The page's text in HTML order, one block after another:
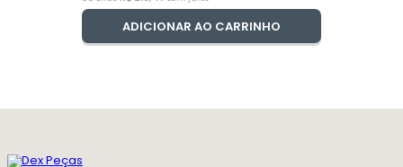
ADICIONAR AO CARRINHO